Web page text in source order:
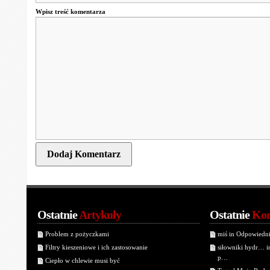
Wpisz treść komentarza
OstatnieArtykuły
Problem z pożyczkami
Filtry kieszeniowe i ich zastosowanie
Ciepło w chlewie musi być
Ostatnie
miś in
siłowniki hydr…
p…